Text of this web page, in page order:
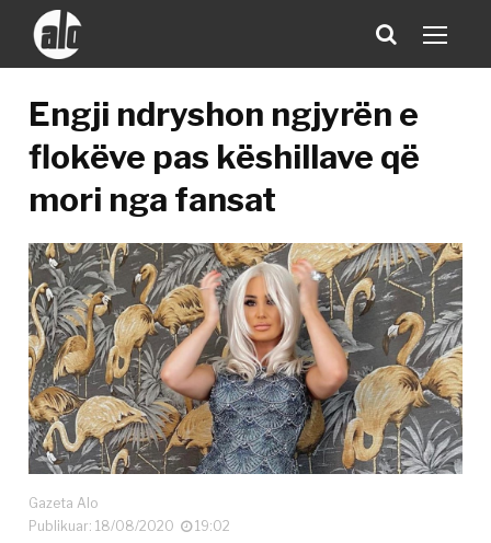
Engji ndryshon ngjyrën e
flokëve pas këshillave që
mori nga fansat
Gazeta Alo
Publikuar: 18/08/2020
19:02